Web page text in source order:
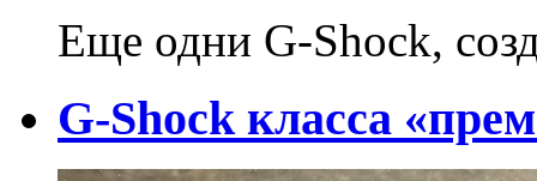
Еще одни G-Shock,
G-Shock класса